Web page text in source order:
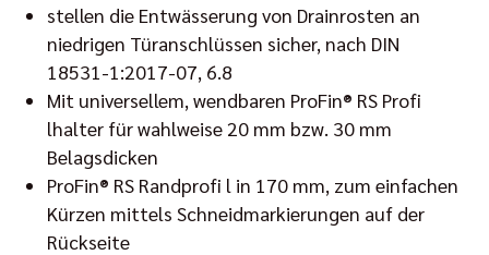
stellen die Entwässerung von Drainrosten an
niedrigen Türanschlüssen sicher, nach DIN
18531-1:2017-07, 6.8
Mit universellem, wendbaren ProFin® RS Profi
lhalter für wahlweise 20 mm bzw. 30 mm
Belagsdicken
ProFin® RS Randprofi l in 170 mm, zum einfachen
Kürzen mittels Schneidmarkierungen auf der
Rückseite